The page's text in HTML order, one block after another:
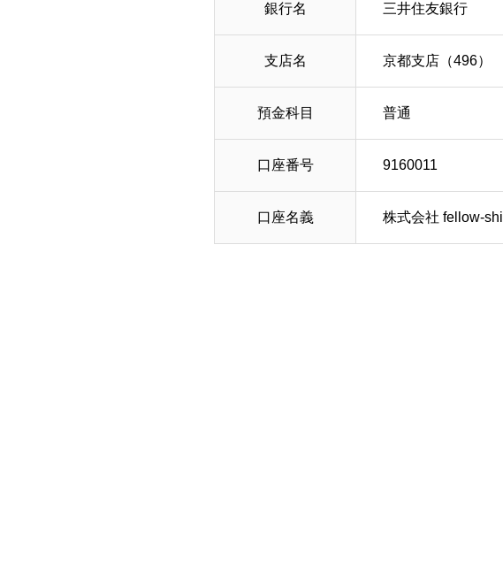
銀行名 三井住友銀行
支店名 京都支店（496）
預金科目 普通
口座番号 9160011
口座名義 株式会社 fellow-